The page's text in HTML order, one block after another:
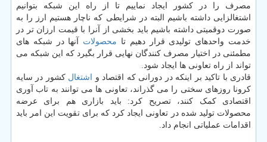
مصرف را در کشور ایجاد نماییم تا از راه این شبکه بتوانیم
اشتغالزایی داشته باشیم البته در شرایطی که ناچار هستیم ارز را به
صورت دوقمیتی داشته باشیم باید بخشی از آنرا با قیمت ارزان تر در
خدمت واحدهای تولیدی قرار دهیم تا محصولات آنها در شبکه های
مطمئنی در اختیار مصرف کنندگان نهایی قرار بگیرد که این شبکه می
تواند از راه تعاونی ها ایجاد شود.
قادری با تاکید بر اینکه در دورانی که اقتصاد و اشتغال کشور در سایه
کرونا روزهای سختی را می گذراند، تعاونی ها می توانند به تاب آوری
اقتصادی کمک کنند، تصریح کرد: باید بازاری هم برای عرضه
محصولات تولید شده در تعاونی ایجاد کرد که برای تقویت این امر باید
اقدامات عملیاتی انجام داد.